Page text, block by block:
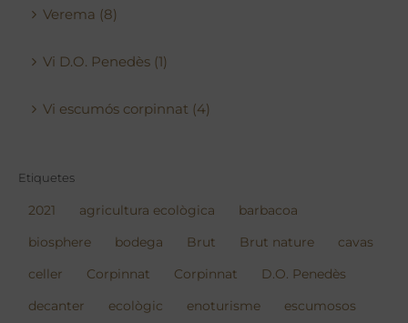
Verema (8)
Vi D.O. Penedès (1)
Vi escumós corpinnat (4)
Etiquetes
2021 agricultura ecològica barbacoa
biosphere bodega Brut Brut nature cavas
celler Corpinnat Corpinnat D.O. Penedès
decanter ecològic enoturisme escumosos